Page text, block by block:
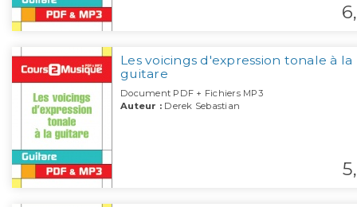
6,
Les voicings d'expression tonale à la
guitare
Document PDF + Fichiers MP3
Auteur : Derek Sebastian
5,